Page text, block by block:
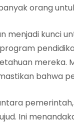
orang
menjadi kunci
mereka.
bahwa
Ini